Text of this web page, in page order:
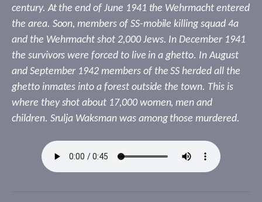
century. At the end of June 1941 the Wehrmacht entered
the area. Soon, members of SS-mobile killing squad 4a
and the Wehrmacht shot 2,000 Jews. In December 1941
the survivors were forced to live in a ghetto. In August
and September 1942 members of the SS herded all the
ghetto inmates into a forest outside the town. This is
where they shot about 17,000 women, men and
children. Srulja Waksman was among those murdered.